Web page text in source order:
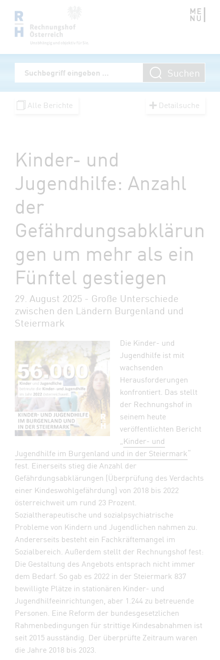
Zum Inhalt springen
Volltextsuche
Suchbegriff eingeben
Suchen
Alle Berichte Detailsuche
Kinder- und
Jugendhilfe: Anzahl
der
Gefährdungsabklärun
gen um mehr als ein
Fünftel gestiegen
29. August 2025 - Große Unterschiede
zwischen den Ländern Burgenland und
Steiermark
Die Kinder- und
Jugendhilfe ist mit
wachsenden
Herausforderungen
konfrontiert. Das stellt
der Rechnungshof in
seinem heute
veröffentlichten Bericht
„Kinder- und
Jugendhilfe im Burgenland und in der Steiermark“
fest. Einerseits stieg die Anzahl der
Gefährdungsabklärungen (Überprüfung des Verdachts
einer Kindeswohlgefährdung) von 2018 bis 2022
österreichweit um rund 23 Prozent.
Sozialtherapeutische und sozialpsychiatrische
Probleme von Kindern und Jugendlichen nahmen zu.
Andererseits besteht ein Fachkräftemangel im
Sozialbereich. Außerdem stellt der Rechnungshof fest:
Die Gestaltung des Angebots entsprach nicht immer
dem Bedarf. So gab es 2022 in der Steiermark 837
bewilligte Plätze in stationären Kinder- und
Jugendhilfeeinrichtungen, aber 1.244 zu betreuende
Personen. Eine Reform der bundesgesetzlichen
Rahmenbedingungen für strittige Kindesabnahmen ist
seit 2015 ausständig. Der überprüfte Zeitraum waren
die Jahre 2018 bis 2023.